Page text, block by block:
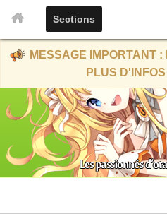
Sections
MESSAGE IMPORTANT
PLUS D'INFOS